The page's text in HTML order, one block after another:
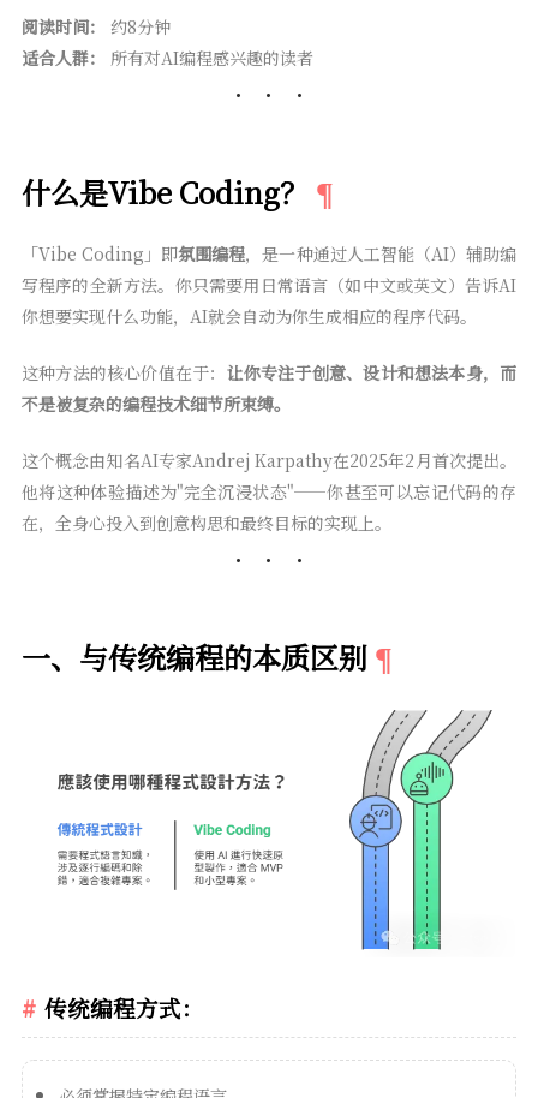
阅读时间：
约8分钟
适合人群：
所有对AI编程感兴趣的读者
什么是Vibe Coding？
「Vibe Coding」即氛围编程，是一种通过人工智能（AI）辅助编
写程序的全新方法。你只需要用日常语言（如中文或英文）告诉AI
你想要实现什么功能，AI就会自动为你生成相应的程序代码。
这种方法的核心价值在于： 让你专注于创意、设计和想法本身，而
不是被复杂的编程技术细节所束缚。
这个概念由知名AI专家Andrej Karpathy在2025年2月首次提出。
他将这种体验描述为"完全沉浸状态"——你甚至可以忘记代码的存
在，全身心投入到创意构思和最终目标的实现上。
一、与传统编程的本质区别
传统编程方式：